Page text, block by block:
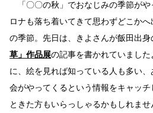
「〇〇の秋」でおなじみの季節がや
ロナも落ち着いてきて思わずどこか
の季節。先日は、きよさんが飯田出
草」作品展の記事を書かれていまし
に、絵を見れば知っている人も多い
会がやってくるという情報をキャッ
ときた方もいらっしゃるかもしれま